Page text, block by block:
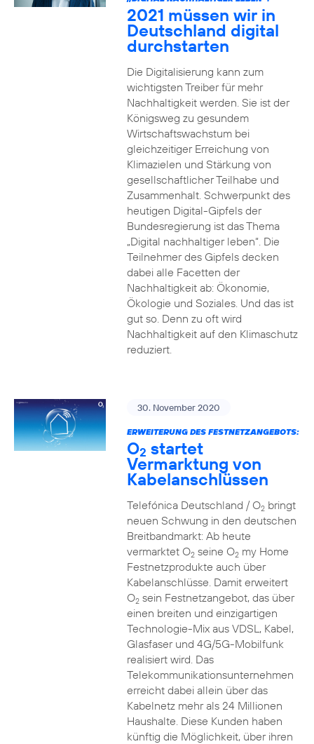
2021 müssen wir in
Deutschland digital
durchstarten
Die Digitalisierung kann zum
wichtigsten Treiber für mehr
Nachhaltigkeit werden. Sie ist der
Königsweg zu gesundem
Wirtschaftswachstum bei
gleichzeitiger Erreichung von
Klimazielen und Stärkung von
gesellschaftlicher Teilhabe und
Zusammenhalt. Schwerpunkt des
heutigen Digital-Gipfels der
Bundesregierung ist das Thema
„Digital nachhaltiger leben“. Die
Teilnehmer des Gipfels decken
dabei alle Facetten der
Nachhaltigkeit ab: Ökonomie,
Ökologie und Soziales. Und das ist
gut so. Denn zu oft wird
Nachhaltigkeit auf den Klimaschutz
reduziert.
30. November 2020
ERWEITERUNG DES FESTNETZANGEBOTS:
O2 startet
Vermarktung von
Kabelanschlüssen
Telefónica Deutschland / O2bringt
neuen Schwung in den deutschen
Breitbandmarkt: Ab heute
vermarktet O2seine O2my Home
Festnetzprodukte auch über
Kabelanschlüsse. Damit erweitert
O2sein Festnetzangebot, das über
einen breiten und einzigartigen
Technologie-Mix aus VDSL, Kabel,
Glasfaser und 4G/5G-Mobilfunk
realisiert wird. Das
Telekommunikationsunternehmen
erreicht dabei allein über das
Kabelnetz mehr als 24 Millionen
Haushalte. Diese Kunden haben
künftig die Möglichkeit, über ihren